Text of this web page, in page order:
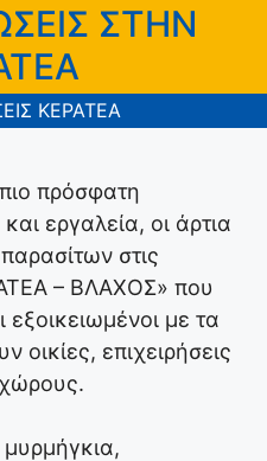
ΣΤΗΝ
ΚΕΡΑΤΕΑ
πρόσφατη
εργαλεία, οι άρτια
στις
– ΒΛΑΧΟΣ» που
εξοικειωμένοι με τα
οικίες, επιχειρήσεις